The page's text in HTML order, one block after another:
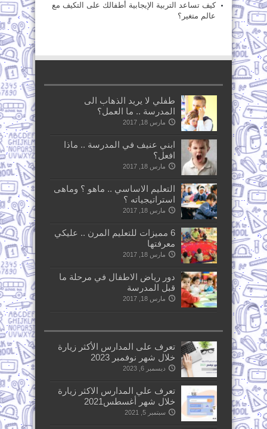
كيف تساعد التربية الإيجابية أطفالك على التكيف مع
عالم متغير؟
طفلي لا يريد الذهاب الى
المدرسة .. ما العمل؟
مارس 18, 2017
ابني عنيف في المدرسة .. ماذا
افعل؟
مارس 18, 2017
التعليم الاساسي .. ماهو ؟ وماهى
استراتيجياته ؟
مارس 18, 2017
6 مميزات للتعليم المرن .. عليكي
معرفتها
مارس 18, 2017
دور رياض الاطفال في مرحلة ما
قبل المدرسة
مارس 18, 2017
تعرف على المدارس الأكثر زيارة
خلال شهر نوفمبر 2023
ديسمبر 6, 2023
تعرف علي المدارس الاكثر زيارة
خلال شهر أغسطس2021
سبتمبر 5, 2021